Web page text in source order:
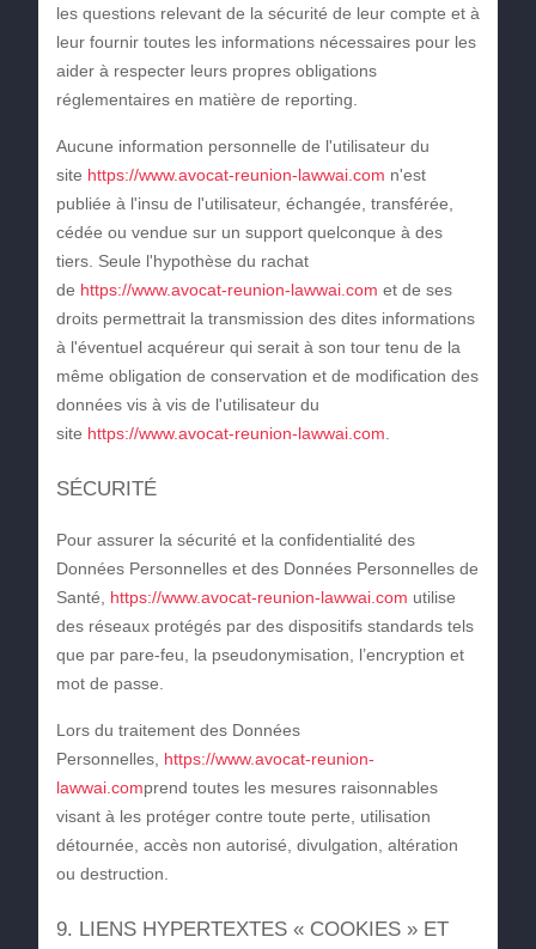
les questions relevant de la sécurité de leur compte et à
leur fournir toutes les informations nécessaires pour les
aider à respecter leurs propres obligations
réglementaires en matière de reporting.
Aucune information personnelle de l'utilisateur du
site https://www.avocat-reunion-lawwai.com n'est
publiée à l'insu de l'utilisateur, échangée, transférée,
cédée ou vendue sur un support quelconque à des
tiers. Seule l'hypothèse du rachat
de https://www.avocat-reunion-lawwai.com et de ses
droits permettrait la transmission des dites informations
à l'éventuel acquéreur qui serait à son tour tenu de la
même obligation de conservation et de modification des
données vis à vis de l'utilisateur du
site https://www.avocat-reunion-lawwai.com
SÉCURITÉ
Pour assurer la sécurité et la confidentialité des
Données Personnelles et des Données Personnelles de
Santé, https://www.avocat-reunion-lawwai.com utilise
des réseaux protégés par des dispositifs standards tels
que par pare-feu, la pseudonymisation, l’encryption et
mot de passe.
Lors du traitement des Données
Personnelles, https://www.avocat-reunion-
lawwai.comprend toutes les mesures raisonnables
visant à les protéger contre toute perte, utilisation
détournée, accès non autorisé, divulgation, altération
ou destruction.
9. LIENS HYPERTEXTES « COOKIES » ET